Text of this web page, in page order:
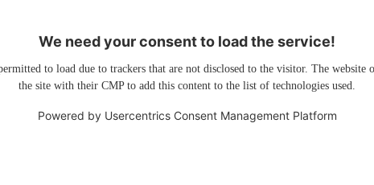
We need your consent to load the service!
to load due to trackers that are not disclosed to the visitor. The website
the site with their CMP to add this content to the list of technologies used.
Powered by Usercentrics Consent Management Platform